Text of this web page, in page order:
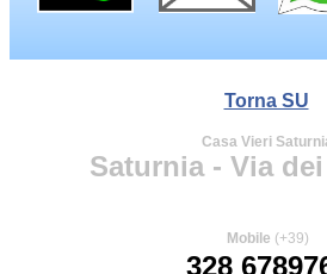
Torna SU
Casa Vieri
Saturnia - Via
Mobile (+39)
328